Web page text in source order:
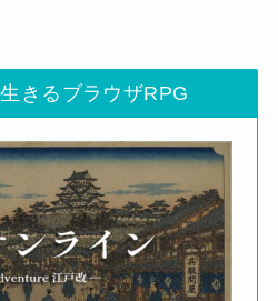
きるブラウザRPG